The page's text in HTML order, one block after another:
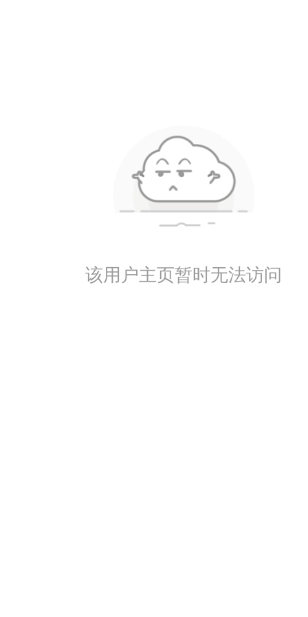
该用户主页暂时无法访问